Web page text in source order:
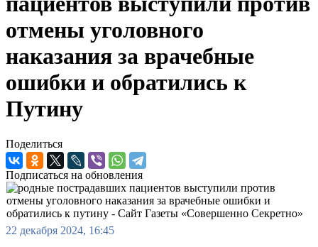
отмены уголовного
наказания за врачебные
ошибки и обратились к
Путину
Поделиться
Подписаться на обновления
22 декабря 2024, 16:45